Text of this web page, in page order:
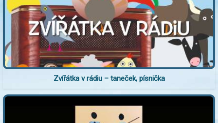
Zvířátka v rádiu – taneček, písnička